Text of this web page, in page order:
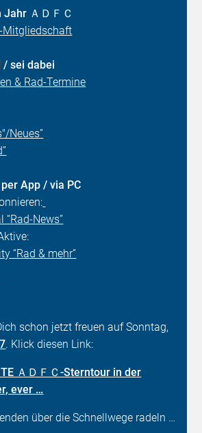
ＡＤＦＣ
Mitgliedschaft
/ sei dabei
& Rad-Termine
Neues”
per App / via PC
“Rad-News”
“Rad & mehr”
schon jetzt freuen auf Sonntag,
7. Klick diesen Link:
ＡＤＦＣ-Sterntour in der
ever …
über die Schnellwege radeln …